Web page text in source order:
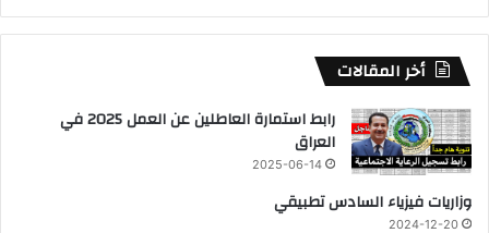
أخر المقالات
رابط استمارة العاطلين عن العمل 2025 في
العراق
2025-06-14
وزاريات فيزياء السادس تطبيقي
2024-12-20